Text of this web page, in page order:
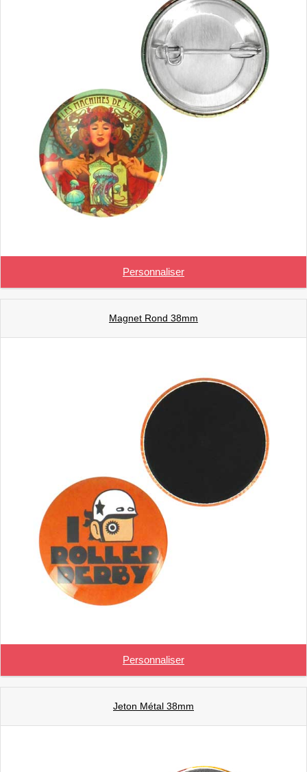
Personnaliser
Magnet Rond 38mm
Personnaliser
Jeton Métal 38mm